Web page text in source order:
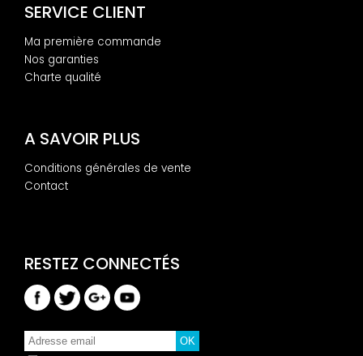
SERVICE CLIENT
Ma première commande
Nos garanties
Charte qualité
A SAVOIR PLUS
Conditions générales de vente
Contact